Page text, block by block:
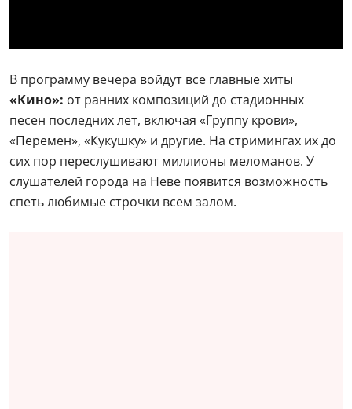
В программу вечера войдут все главные хиты
«Кино»: от ранних композиций до стадионных
песен последних лет, включая «Группу крови»,
«Перемен», «Кукушку» и другие. На стримингах их до
сих пор переслушивают миллионы меломанов. У
слушателей города на Неве появится возможность
спеть любимые строчки всем залом.